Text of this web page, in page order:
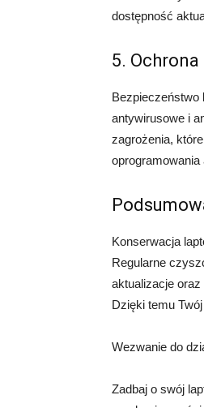
dostępność
5.
Bezpieczeństwo
antywirusowe i
zagrożenia,
Konserwacja
Regularne
aktualizacje
Dzięki temu Twój
Wezwanie do
Zadbaj o swój